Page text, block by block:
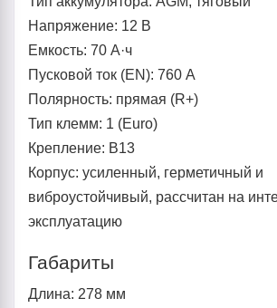
Напряжение: 12 В
Емкость: 70 А·ч
Пусковой ток (EN): 760 А
Полярность: прямая (R+)
Тип клемм: 1 (Euro)
Крепление: B13
Корпус: усиленный, герметичный и
виброустойчивый, рассчитан на
эксплуатацию
Габариты
Длина: 278 мм